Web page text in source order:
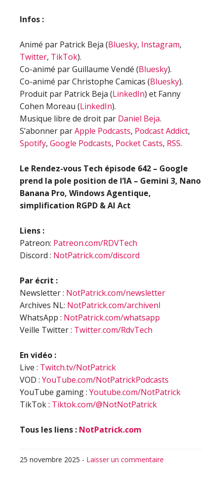
Infos :
Animé par Patrick Beja (Bluesky, Instagram,
Twitter, TikTok).
Co-animé par Guillaume Vendé (Bluesky).
Co-animé par Christophe Camicas (Bluesky).
Produit par Patrick Beja (LinkedIn) et Fanny
Cohen Moreau (LinkedIn).
Musique libre de droit par Daniel Beja.
S’abonner parApple Podcasts, Podcast Addict,
Spotify, Google Podcasts, Pocket Casts, RSS.
Le Rendez-vous Tech épisode 642 – Google
prend la pole position de l’IA – Gemini 3, Nano
Banana Pro, Windows Agentique,
simplification RGPD & AI Act
Liens :
Patreon: Patreon.com/RDVTech
Discord : NotPatrick.com/discord
Par écrit :
Newsletter : NotPatrick.com/newsletter
Archives NL: NotPatrick.com/archivenl
WhatsApp : NotPatrick.com/whatsapp
Veille Twitter : Twitter.com/RdvTech
En vidéo :
Live : Twitch.tv/NotPatrick
VOD : YouTube.com/NotPatrickPodcasts
YouTube gaming : Youtube.com/NotPatrick
TikTok : Tiktok.com/@NotNotPatrick
Tous les liens : NotPatrick.com
25 novembre 2025 - Laisser un commentaire